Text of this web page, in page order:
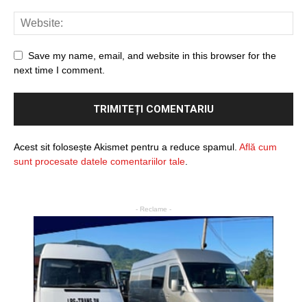
Save my name, email, and website in this browser for the
next time I comment.
Acest sit folosește Akismet pentru a reduce spamul. Află cum
sunt procesate datele comentariilor tale
- Reclame -